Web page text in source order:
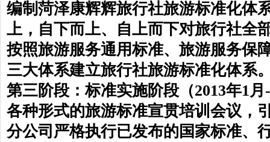
编制菏泽康辉辉旅行社旅游标准化体
上，自下而上、自上而下对旅行社全
按照旅游服务通用标准、旅游服务保
三大体系建立旅行社旅游标准化体系
第三阶段：标准实施阶段（2013年1
各种形式的旅游标准宣贯培训会议，
分公司严格执行已发布的国家标准、